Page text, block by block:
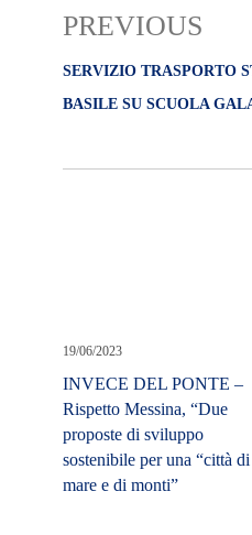
PREVIOUS
SERVIZIO TRASPORTO
BASILE SU SCUOLA
19/06/2023
INVECE DEL PONTE –
Rispetto Messina, “Due
proposte di sviluppo
sostenibile per una “città di
mare e di monti”